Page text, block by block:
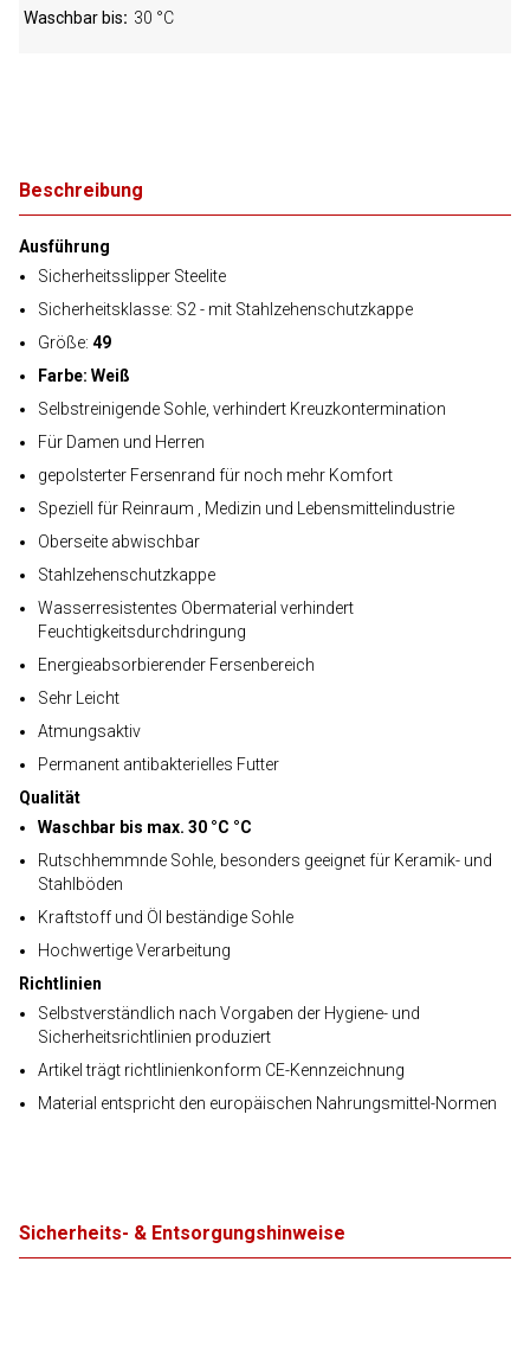
Beschreibung
Ausführung
Sicherheitsslipper Steelite
Sicherheitsklasse: S2 - mit Stahlzehenschutzkappe
Größe: 49
Farbe: Weiß
Selbstreinigende Sohle, verhindert Kreuzkontermination
Für Damen und Herren
gepolsterter Fersenrand für noch mehr Komfort
Speziell für Reinraum , Medizin und Lebensmittelindustrie
Oberseite abwischbar
Stahlzehenschutzkappe
Wasserresistentes Obermaterial verhindert
Feuchtigkeitsdurchdringung
Energieabsorbierender Fersenbereich
Sehr Leicht
Atmungsaktiv
Permanent antibakterielles Futter
Qualität
Waschbar bis max. 30 °C °C
Rutschhemmnde Sohle, besonders geeignet für Keramik- und
Stahlböden
Kraftstoff und Öl beständige Sohle
Hochwertige Verarbeitung
Richtlinien
Selbstverständlich nach Vorgaben der Hygiene- und
Sicherheitsrichtlinien produziert
Artikel trägt richtlinienkonform CE-Kennzeichnung
Material entspricht den europäischen Nahrungsmittel-Normen
Waschbar bis 30 °C
Sicherheits- & Entsorgungshinweise